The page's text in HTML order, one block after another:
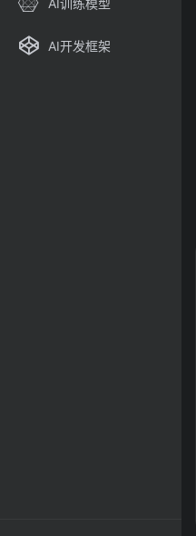
AI训练模型
AI开发框架